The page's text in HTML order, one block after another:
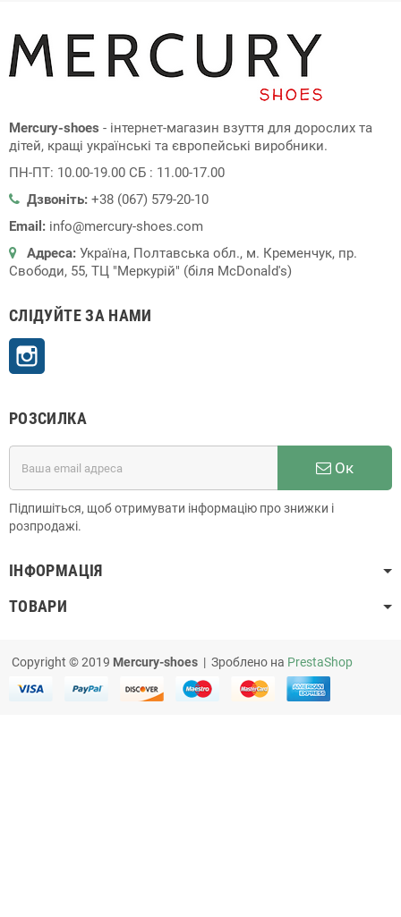
Mercury-shoes - інтернет-магазин взуття для дорослих та
дітей, кращі українські та європейські виробники.
ПН-ПТ: 10.00-19.00 СБ : 11.00-17.00
Дзвоніть: +38 (067) 579-20-10
Email: info@mercury-shoes.com
Адреса: Україна, Полтавська обл., м. Кременчук, пр.
Свободи, 55, ТЦ "Меркурій" (біля McDonald's)
СЛІДУЙТЕ ЗА НАМИ
РОЗСИЛКА
Ок
Підпишіться, щоб отримувати інформацію про знижки і
розпродажі.
ІНФОРМАЦІЯ
ТОВАРИ
Copyright © 2019 Mercury-shoes | Зроблено на PrestaShop